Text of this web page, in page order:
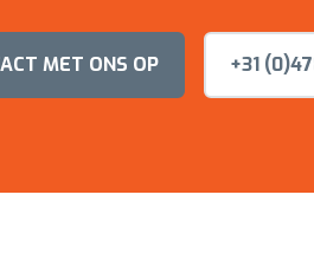
MET ONS OP +31